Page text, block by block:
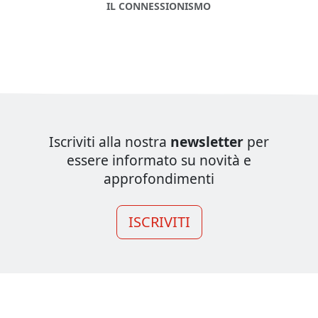
IL CONNESSIONISMO
Iscriviti alla nostra newsletter per
essere informato su novità e
approfondimenti
ISCRIVITI